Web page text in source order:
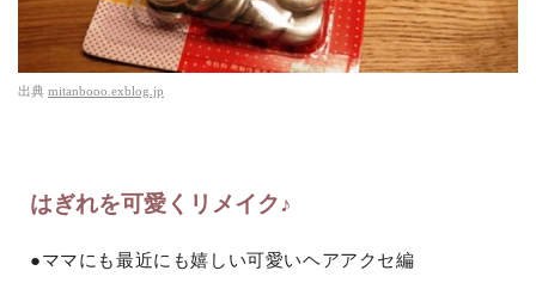
出典 mitanbooo.exblog.jp
はぎれを可愛くリメイク♪
●ママにも最近にも嬉しい可愛いヘアアクセ編